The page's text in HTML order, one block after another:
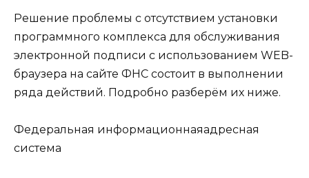
Решение проблемы с отсутствием установки
программного комплекса для обслуживания
электронной подписи с использованием WEB-
браузера на сайте ФНС состоит в выполнении
ряда действий. Подробно разберём их ниже.
Федеральная информационнаяадресная
система